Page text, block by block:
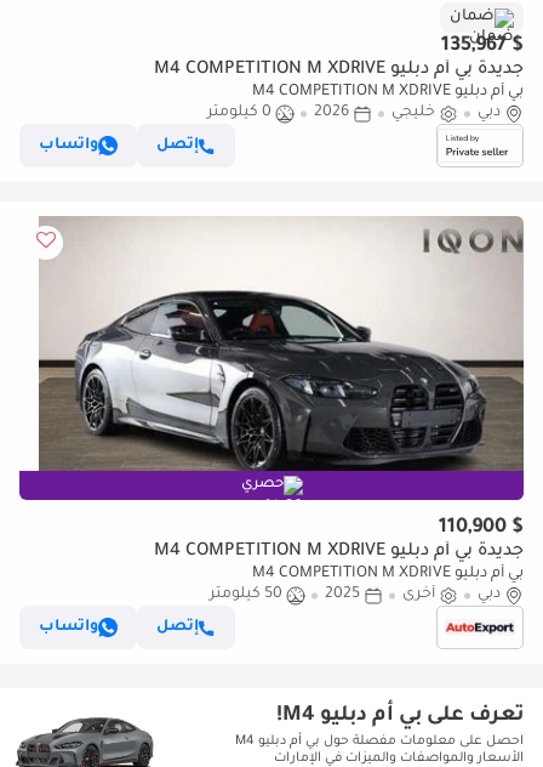
ضمان
$ 135,967
جديدة بي أم دبليو M4 COMPETITION M XDRIVE
بي أم دبليو M4 COMPETITION M XDRIVE
دبي
خليجي 2026
0 كيلومتر
إتصل
واتساب
حصري
$ 110,900
جديدة بي أم دبليو M4 COMPETITION M XDRIVE
بي أم دبليو M4 COMPETITION M XDRIVE
دبي
أخرى 2025
50 كيلومتر
إتصل
واتساب
تعرف على بي أم دبليو M4!
احصل على معلومات مفصلة حول بي أم دبليو M4
الأسعار والمواصفات والميزات في الإمارات